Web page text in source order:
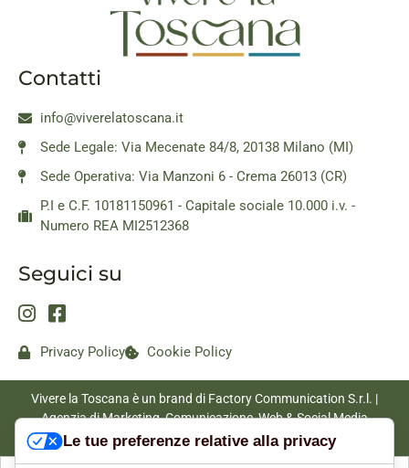
Contatti
info@viverelatoscana.it
Sede Legale: Via Mecenate 84/8, 20138 Milano (MI)
Sede Operativa: Via Manzoni 6 - Crema 26013 (CR)
P.I e C.F. 10181150961 - Capitale sociale 10.000 i.v. -
Numero REA MI2512368
Seguici su
Privacy Policy Cookie Policy
Vivere la Toscana è un brand di Factory Communication S.r.l. |
Agenzia di Marketing, Comunicazione, Web & Social Media
|www.factorycommunication.it
Le tue preferenze relative alla privacy